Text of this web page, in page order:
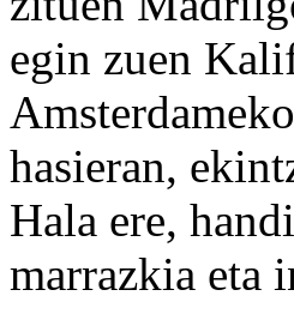
egin zuen
hasieran,
Hala ere,
marrazkia eta